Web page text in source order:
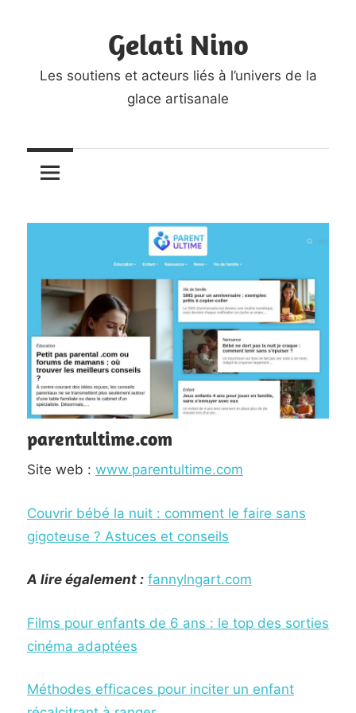
Gelati Nino
Les soutiens et acteurs liés à l’univers de la
glace artisanale
parentultime.com
Site web : www.parentultime.com
Couvrir bébé la nuit : comment le faire sans
gigoteuse ? Astuces et conseils
A lire également : fannylngart.com
Films pour enfants de 6 ans : le top des sorties
cinéma adaptées
Méthodes efficaces pour inciter un enfant